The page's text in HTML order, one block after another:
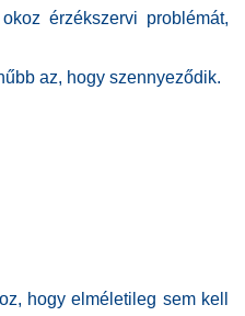
érzékszervi problémát,
az, hogy szennyeződik.
hogy elméletileg sem kell